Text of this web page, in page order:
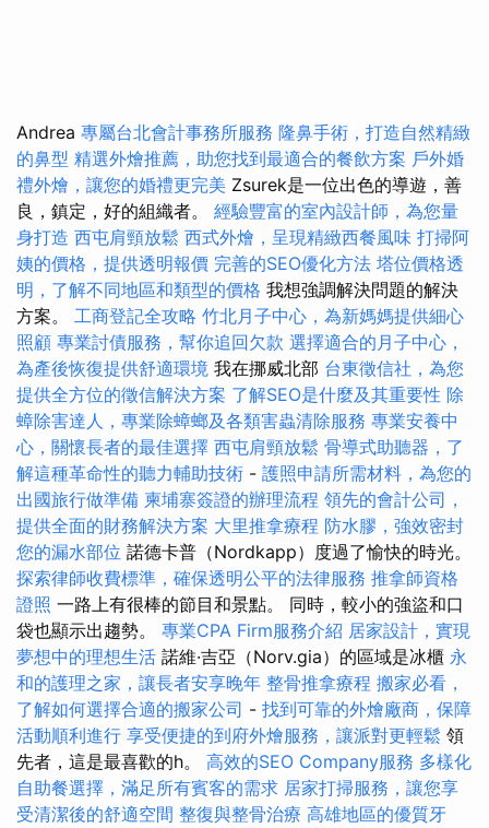
Andrea 專屬台北會計事務所服務 隆鼻手術，打造自然精緻
的鼻型 精選外燴推薦，助您找到最適合的餐飲方案 戶外婚
禮外燴，讓您的婚禮更完美 Zsurek是一位出色的導遊，善
良，鎮定，好的組織者。 經驗豐富的室內設計師，為您量
身打造 西屯肩頸放鬆 西式外燴，呈現精緻西餐風味 打掃阿
姨的價格，提供透明報價 完善的SEO優化方法 塔位價格透
明，了解不同地區和類型的價格 我想強調解決問題的解決
方案。 工商登記全攻略 竹北月子中心，為新媽媽提供細心
照顧 專業討債服務，幫你追回欠款 選擇適合的月子中心，
為產後恢復提供舒適環境 我在挪威北部 台東徵信社，為您
提供全方位的徵信解決方案 了解SEO是什麼及其重要性 除
蟑除害達人，專業除蟑螂及各類害蟲清除服務 專業安養中
心，關懷長者的最佳選擇 西屯肩頸放鬆 骨導式助聽器，了
解這種革命性的聽力輔助技術 - 護照申請所需材料，為您的
出國旅行做準備 柬埔寨簽證的辦理流程 領先的會計公司，
提供全面的財務解決方案 大里推拿療程 防水膠，強效密封
您的漏水部位 諾德卡普（Nordkapp）度過了愉快的時光。
探索律師收費標準，確保透明公平的法律服務 推拿師資格
證照 一路上有很棒的節目和景點。 同時，較小的強盜和口
袋也顯示出趨勢。 專業CPA Firm服務介紹 居家設計，實現
夢想中的理想生活 諾維·吉亞（Norv.gia）的區域是冰櫃 永
和的護理之家，讓長者安享晚年 整骨推拿療程 搬家必看，
了解如何選擇合適的搬家公司 - 找到可靠的外燴廠商，保障
活動順利進行 享受便捷的到府外燴服務，讓派對更輕鬆 領
先者，這是最喜歡的h。 高效的SEO Company服務 多樣化
自助餐選擇，滿足所有賓客的需求 居家打掃服務，讓您享
受清潔後的舒適空間 整復與整骨治療 高雄地區的優質牙